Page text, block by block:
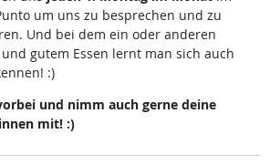
um uns zu besprechen und zu
Und bei dem ein oder anderen
gutem Essen lernt man sich auch
:)
und nimm auch gerne deine
mit! :)